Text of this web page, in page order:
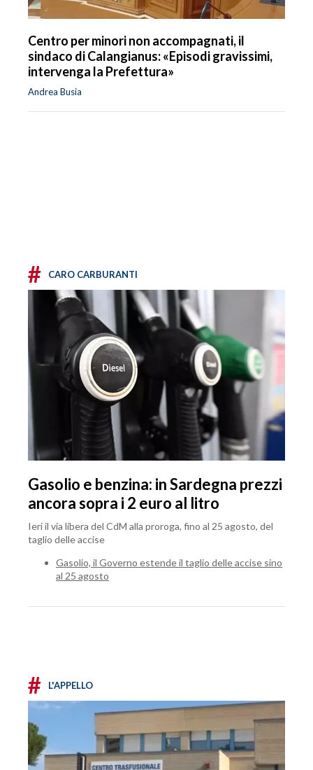
Centro per minori non accompagnati, il
sindaco di Calangianus: «Episodi gravissimi,
intervenga la Prefettura»
Andrea Busia
# CARO CARBURANTI
Gasolio e benzina: in Sardegna prezzi
ancora sopra i 2 euro al litro
Ieri il via libera del CdM alla proroga, fino al 25 agosto, del
taglio delle accise
Gasolio, il Governo estende il taglio delle accise sino
al 25 agosto
# L'APPELLO